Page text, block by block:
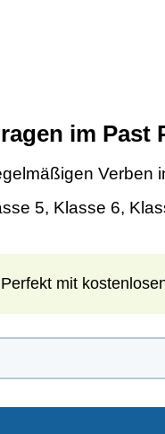
im Past
Verben
5, Klasse 6,
mit